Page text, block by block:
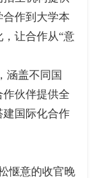
作到大学本
让合作从“意
涵盖不同国
伙伴提供全
建国际化合作
惬意的收官晚